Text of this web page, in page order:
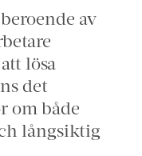
av
lösa
det
om både
långsiktig